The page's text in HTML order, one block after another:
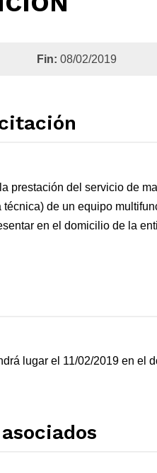
Fin: 08/02/2019
prestación del servicio de
de un equipo
en el domicilio de la
lugar el 11/02/2019 en el